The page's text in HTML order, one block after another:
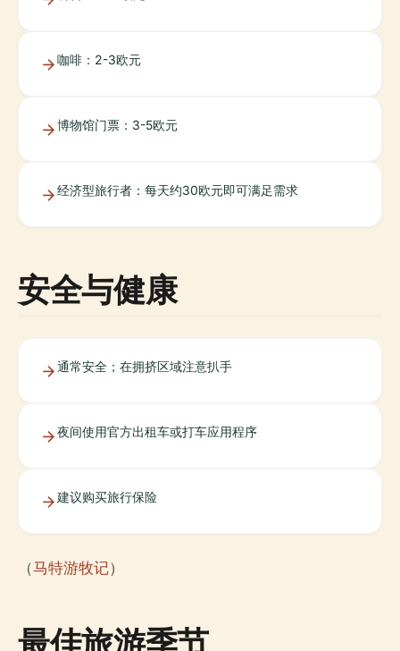
咖啡：2-3欧元
博物馆门票：3-5欧元
经济型旅行者：每天约30欧元即可满足需求
安全与健康
通常安全；在拥挤区域注意扒手
夜间使用官方出租车或打车应用程序
建议购买旅行保险
（马特游牧记）